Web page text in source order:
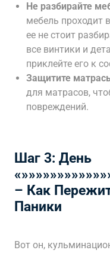
Не разбирайте
мебель проходит
ее не стоит
все винтики и
приклейте его к
Защитите
для матрасов,
повреждений.
Шаг 3: День
– Как
Паники
Вот он,